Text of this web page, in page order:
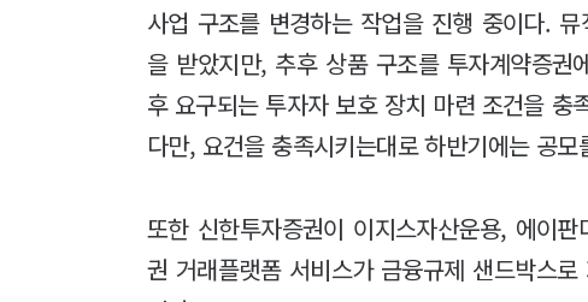
사업 구조를 변경하는 작업을 진행 중이다.
을 받았지만, 추후 상품 구조를 투자계약증권
후 요구되는 투자자 보호 장치 마련 조건을 충
다만, 요건을 충족시키는대로 하반기에는 공
또한 신한투자증권이 이지스자산운용, 에이
권 거래플랫폼 서비스가 금융규제 샌드박스